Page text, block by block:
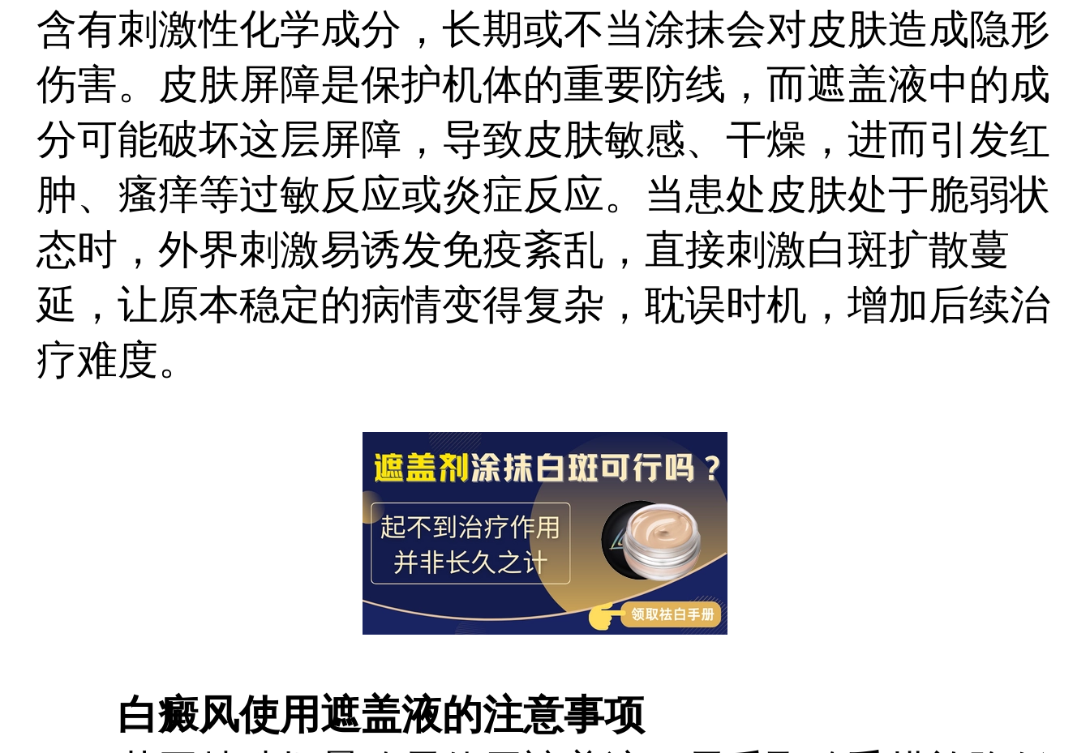
医生指导下合理用药、规范照光，促进黑色
素修复，助力病情早日好转。...
含有刺激性化学成分，长期或不当涂抹会对皮肤造成隐形
伤害。皮肤屏障是保护机体的重要防线，而遮盖液中的成
分可能破坏这层屏障，导致皮肤敏感、干燥，进而引发红
肿、瘙痒等过敏反应或炎症反应。当患处皮肤处于脆弱状
态时，外界刺激易诱发免疫紊乱，直接刺激白斑扩散蔓
延，让原本稳定的病情变得复杂，耽误时机，增加后续治
疗难度。
白癜风使用遮盖液的注意事项